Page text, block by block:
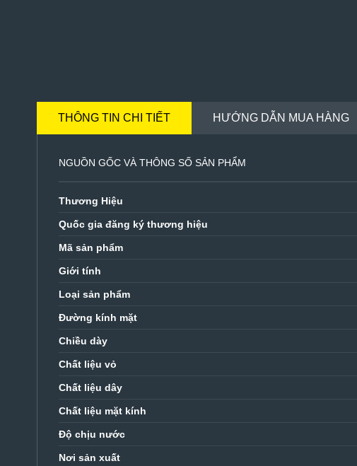
THÔNG TIN CHI TIẾT HƯỚNG DẪN MUA HÀNG
NGUỒN GỐC VÀ THÔNG SỐ SẢN PHẨM
Thương Hiệu
Quốc gia đăng ký thương hiệu
Mã sản phẩm
Giới tính
Loại sản phẩm
Đường kính mặt
Chiều dày
Chất liệu vỏ
Chất liệu dây
Chất liệu mặt kính
Độ chịu nước
Nơi sản xuất